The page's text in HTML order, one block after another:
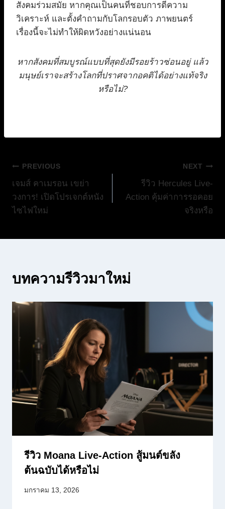
สังคมร่วมสมัย หากคุณเป็นคนที่ชอบการตีความ
วิเคราะห์ และตั้งคำถามกับโลกรอบตัว ภาพยนตร์
เรื่องนี้จะไม่ทำให้ผิดหวังอย่างแน่นอน
หากสังคมที่สมบูรณ์แบบที่สุดยังมีรอยร้าวซ่อนอยู่ แล้ว
มนุษย์เราจะสร้างโลกที่ปราศจากอคติได้อย่างแท้จริง
หรือไม่?
แนะแนว
เรื่อง
PREVIOUS
เจมส์ คาเมรอน เขย่า
วงการ! เปิดโปรเจกต์หนัง
ไซไฟใหม่
NEXT
รีวิว Hercules Live-
Action คุ้มค่าการรอคอย
จริงหรือ
บทความรีวิวมาใหม่
รีวิว Moana Live-Action สู้มนต์ขลัง
ต้นฉบับได้หรือไม่
มกราคม 13, 2026